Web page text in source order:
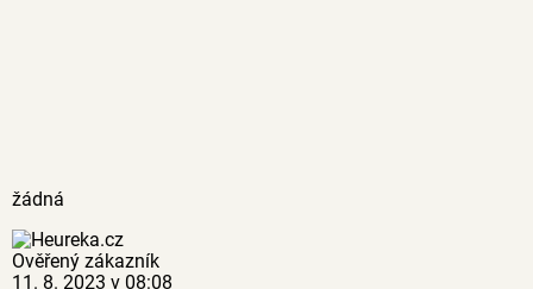
žádná
Ověřený zákazník
11. 8. 2023 v 08:08